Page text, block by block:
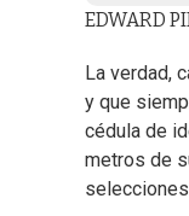
EDWARD
La verdad,
y que
cédula de
metros de